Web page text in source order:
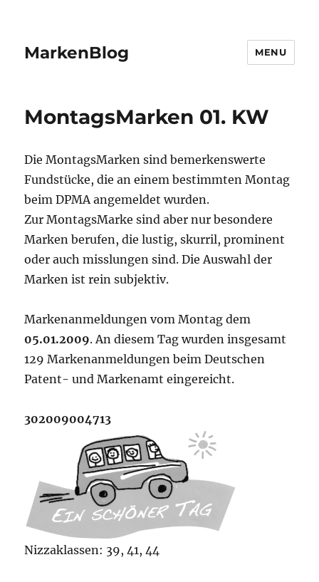
MarkenBlog MENU
MontagsMarken 01. KW
Die MontagsMarken sind bemerkenswerte
Fundstücke, die an einem bestimmten Montag
beim DPMA angemeldet wurden.
Zur MontagsMarke sind aber nur besondere
Marken berufen, die lustig, skurril, prominent
oder auch misslungen sind. Die Auswahl der
Marken ist rein subjektiv.
Markenanmeldungen vom Montag dem
05.01.2009. An diesem Tag wurden insgesamt
129 Markenanmeldungen beim Deutschen
Patent- und Markenamt eingereicht.
302009004713
Nizzaklassen: 39, 41, 44